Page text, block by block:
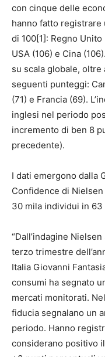
con cinque delle
hanno fatto
di 100[1]: Regno Unito
USA (106) e Cina
su scala globale, oltre
seguenti punteggi:
(71) e Francia (69).
inglesi nel periodo
incremento di ben 8
precedente).
I dati emergono dalla
Confidence di
30 mila individui in 63
“Dall’indagine
terzo trimestre
Italia Giovanni
consumi ha segnato
mercati monitorati.
fiducia segnalano un
periodo. Hanno
considerano positivo